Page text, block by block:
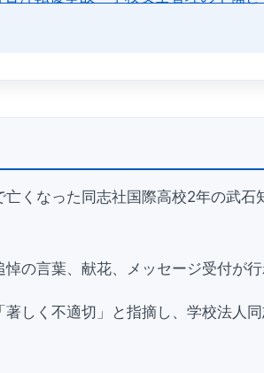
くなった同志社国際高校2年の武石
の言葉、献花、メッセージ受付が行
しく不適切」と指摘し、学校法人